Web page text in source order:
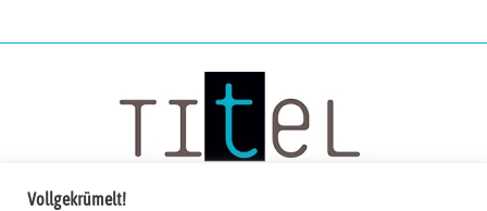
Vollgekrümelt!